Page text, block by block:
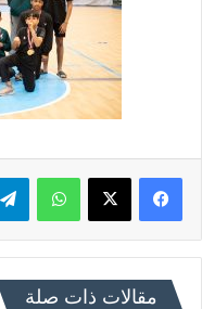
فيسبوك X واتساب
مقالات ذات صلة